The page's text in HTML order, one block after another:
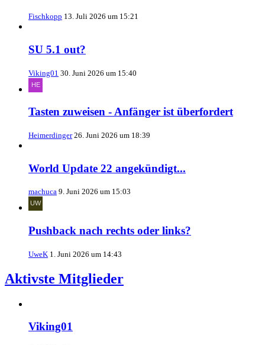
Fischkopp 13. Juli 2026 um 15:21
SU 5.1 out?
Viking01 30. Juni 2026 um 15:40
Tasten zuweisen - Anfänger ist überfordert
Heimerdinger 26. Juni 2026 um 18:39
World Update 22 angekündigt...
machuca 9. Juni 2026 um 15:03
Pushback nach rechts oder links?
UweK 1. Juni 2026 um 14:43
Aktivste Mitglieder
Viking01